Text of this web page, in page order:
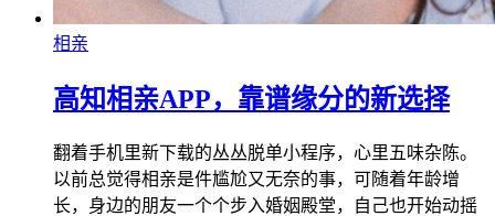
相亲
高知相亲APP，靠谱缘分的新选择
翻着手机里新下载的丛丛脱单小程序，心里五味杂陈。
以前总觉得相亲是件尴尬又无奈的事，可随着年龄增
长，身边的朋友一个个步入婚姻殿堂，自己也开始动摇